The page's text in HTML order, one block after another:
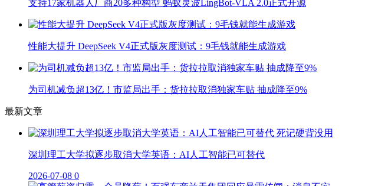
支持17家机器人厂商20多种构型 蚂蚁灵波LingBot-VLA 2.0正式开源
性能大提升 DeepSeek V4正式版灰度测试：9毛钱就能生成游戏
为司机减负超13亿！市监局出手：货拉拉取消独家车贴 抽成降至9%
最新文章
深圳理工大学拟逐步取消大学英语：AI人工智能已可替代
2026-07-08 0